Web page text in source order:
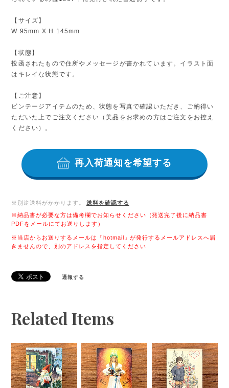
【サイズ】
W 95mm X H 145mm
【状態】
投函されたもので住所やメッセージが書かれています。イラスト面
はキレイな状態です。
【ご注意】
ビンテージアイテムのため、状態を写真で確認いただき、ご納得い
ただいた上でご注文ください（美品をお求めの方はご注文をお控え
ください）。
再入荷通知を希望する
※別途送料がかかります。
送料を確認する
※納品書が必要な方は備考欄でお知らせください（発送完了後に納品書
PDFをメールにてお送りします）
※当店からお送りするメールは「hotmail」が発行するメールアドレスへ届
きませんので、別のアドレスを指定してください
通報する
Related Items